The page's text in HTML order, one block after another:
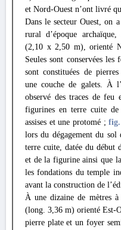
et Nord-Ouest n’ont livré
Dans le secteur Ouest, on
rural d’époque
(2,10 x 2,50 m), orienté
Seules sont conservées
sont constituées de
une couche de galets. À
observé des traces de feu
figurines en terre cuite de
assises et une protomé ;
lors du dégagement du sol
terre cuite, datée du début
et de la figurine ainsi que la
les fondations du temple
avant la construction de
À une dizaine de mètres
(long. 3,36 m) orienté Est-
pierre plate et un foyer